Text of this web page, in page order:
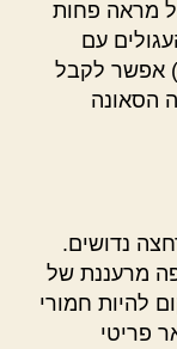
מראה פחות
עם
אפשר לקבל
הסאונה
נדושים.
מרעננת של
להיות חמורי
פריטי